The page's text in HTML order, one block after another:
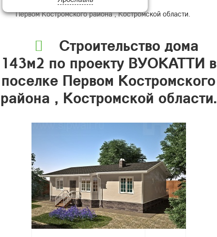
Первом Костромского района , Костромской области.
Строительство дома
143м2 по проекту ВУОКАТТИ в
поселке Первом Костромского
района , Костромской области.